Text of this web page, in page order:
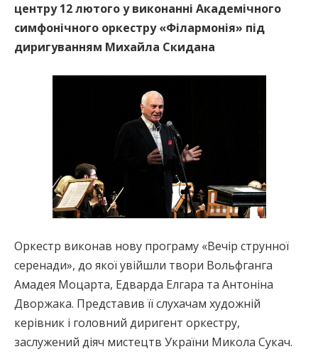
центру 12 лютого у виконанні Академічного
симфонічного оркестру «Філармонія» під
диригуванням Михайла Скидана
Оркестр виконав нову програму «Вечір струнної
серенади», до якої увійшли твори Вольфганга
Амадея Моцарта, Едварда Елгара та Антоніна
Дворжака. Представив її слухачам художній
керівник і головний диригент оркестру,
заслужений діяч мистецтв України Микола Сукач.